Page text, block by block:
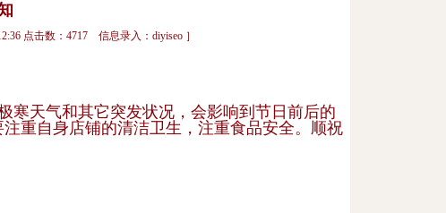
点击数：4717 信息录入：diyiseo ］
寒天气和其它突发状况，会影响到节日前后的
重自身店铺的清洁卫生，注重食品安全。顺祝